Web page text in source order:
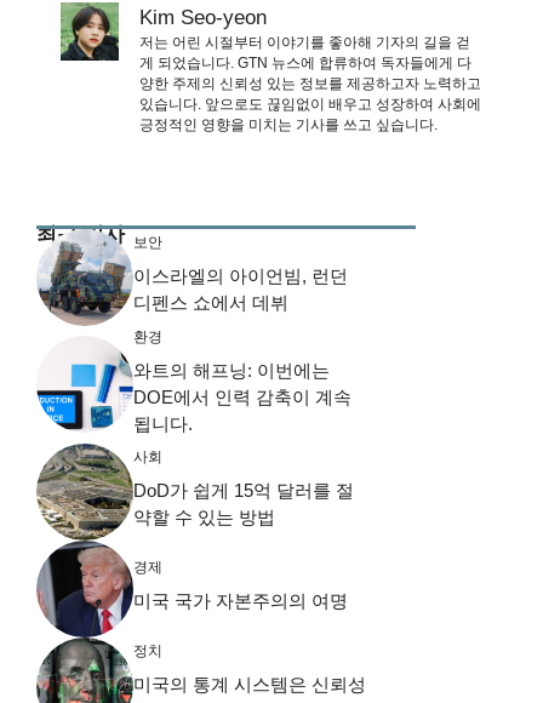
Kim Seo-yeon
저는 어린 시절부터 이야기를 좋아해 기자의 길을 걷
게 되었습니다. GTN 뉴스에 합류하여 독자들에게 다
양한 주제의 신뢰성 있는 정보를 제공하고자 노력하고
있습니다. 앞으로도 끊임없이 배우고 성장하여 사회에
긍정적인 영향을 미치는 기사를 쓰고 싶습니다.
최근 기사 보안
이스라엘의 아이언빔, 런던
디펜스 쇼에서 데뷔
환경
와트의 해프닝: 이번에는
DOE에서 인력 감축이 계속
됩니다.
사회
DoD가 쉽게 15억 달러를 절
약할 수 있는 방법
경제
미국 국가 자본주의의 여명
정치
미국의 통계 시스템은 신뢰성